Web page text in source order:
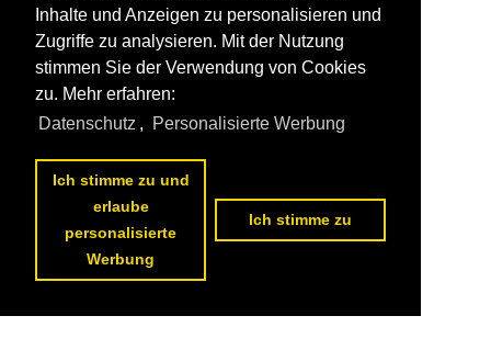
Inhalte und Anzeigen zu personalisieren und
Zugriffe zu analysieren. Mit der Nutzung
stimmen Sie der Verwendung von Cookies
zu. Mehr erfahren:
Datenschutz , Personalisierte Werbung
Ich stimme zu und
erlaube
personalisierte
Werbung
Ich stimme zu